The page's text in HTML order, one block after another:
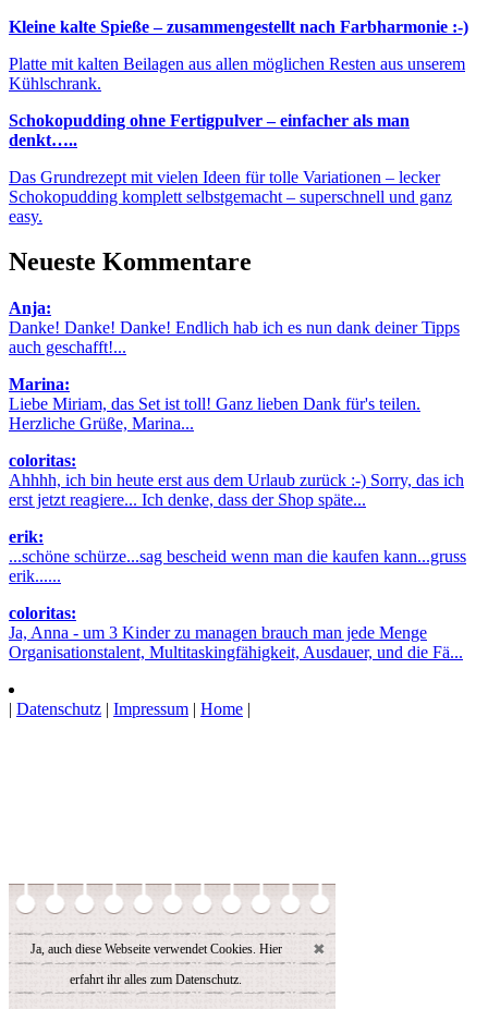
Kleine kalte Spieße – zusammengestellt nach Farbharmonie :-)
Platte mit kalten Beilagen aus allen möglichen Resten aus unserem
Kühlschrank.
Schokopudding ohne Fertigpulver – einfacher als man
denkt…..
Das Grundrezept mit vielen Ideen für tolle Variationen – lecker
Schokopudding komplett selbstgemacht – superschnell und ganz
easy.
Neueste Kommentare
Anja:
Danke! Danke! Danke! Endlich hab ich es nun dank deiner Tipps
auch geschafft!...
Marina:
Liebe Miriam, das Set ist toll! Ganz lieben Dank für's teilen.
Herzliche Grüße, Marina...
coloritas:
Ahhhh, ich bin heute erst aus dem Urlaub zurück :-) Sorry, das ich
erst jetzt reagiere... Ich denke, dass der Shop späte...
erik:
...schöne schürze...sag bescheid wenn man die kaufen kann...gruss
erik......
coloritas:
Ja, Anna - um 3 Kinder zu managen brauch man jede Menge
Organisationstalent, Multitaskingfähigkeit, Ausdauer, und die Fä...
| Datenschutz | Impressum | Home |
Ja, auch diese Webseite verwendet Cookies. Hier
erfahrt ihr alles zum Datenschutz.
✖